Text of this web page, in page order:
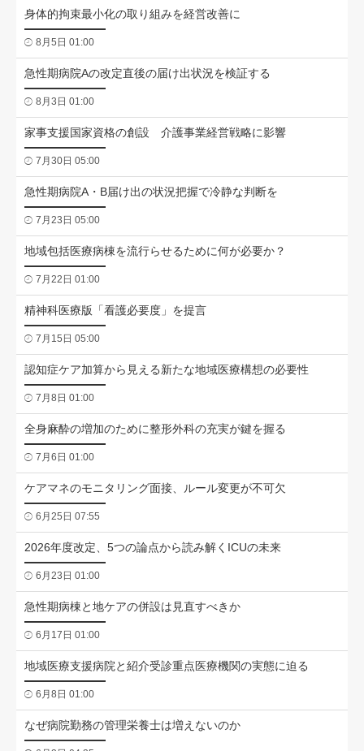
身体的拘束最小化の取り組みを経営改善に
8月5日 01:00
急性期病院Aの改定直後の届け出状況を検証する
8月3日 01:00
家事支援国家資格の創設 介護事業経営戦略に影響
7月30日 05:00
急性期病院A・B届け出の状況把握で冷静な判断を
7月23日 05:00
地域包括医療病棟を流行らせるために何が必要か？
7月22日 01:00
精神科医療版「看護必要度」を提言
7月15日 05:00
認知症ケア加算から見える新たな地域医療構想の必要性
7月8日 01:00
全身麻酔の増加のために整形外科の充実が鍵を握る
7月6日 01:00
ケアマネのモニタリング面接、ルール変更が不可欠
6月25日 07:55
2026年度改定、5つの論点から読み解くICUの未来
6月23日 01:00
急性期病棟と地ケアの併設は見直すべきか
6月17日 01:00
地域医療支援病院と紹介受診重点医療機関の実態に迫る
6月8日 01:00
なぜ病院勤務の管理栄養士は増えないのか